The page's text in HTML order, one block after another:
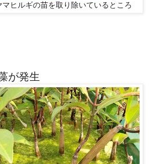
マヒルギの苗を取り除いているところ
が発生